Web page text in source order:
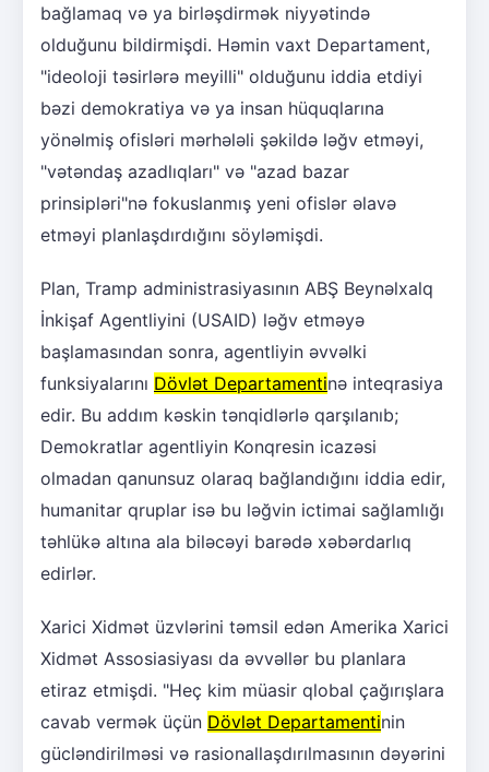
bağlamaq və ya birləşdirmək niyyətində
olduğunu bildirmişdi. Həmin vaxt Departament,
"ideoloji təsirlərə meyilli" olduğunu iddia etdiyi
bəzi demokratiya və ya insan hüquqlarına
yönəlmiş ofisləri mərhələli şəkildə ləğv etməyi,
"vətəndaş azadlıqları" və "azad bazar
prinsipləri"nə fokuslanmış yeni ofislər əlavə
etməyi planlaşdırdığını söyləmişdi.
Plan, Tramp administrasiyasının ABŞ Beynəlxalq
İnkişaf Agentliyini (USAID) ləğv etməyə
başlamasından sonra, agentliyin əvvəlki
funksiyalarını Dövlət Departamentinə inteqrasiya
edir. Bu addım kəskin tənqidlərlə qarşılanıb;
Demokratlar agentliyin Konqresin icazəsi
olmadan qanunsuz olaraq bağlandığını iddia edir,
humanitar qruplar isə bu ləğvin ictimai sağlamlığı
təhlükə altına ala biləcəyi barədə xəbərdarlıq
edirlər.
Xarici Xidmət üzvlərini təmsil edən Amerika Xarici
Xidmət Assosiasiyası da əvvəllər bu planlara
etiraz etmişdi. "Heç kim müasir qlobal çağırışlara
cavab vermək üçün Dövlət Departamentinin
gücləndirilməsi və rasionallaşdırılmasının dəyərini